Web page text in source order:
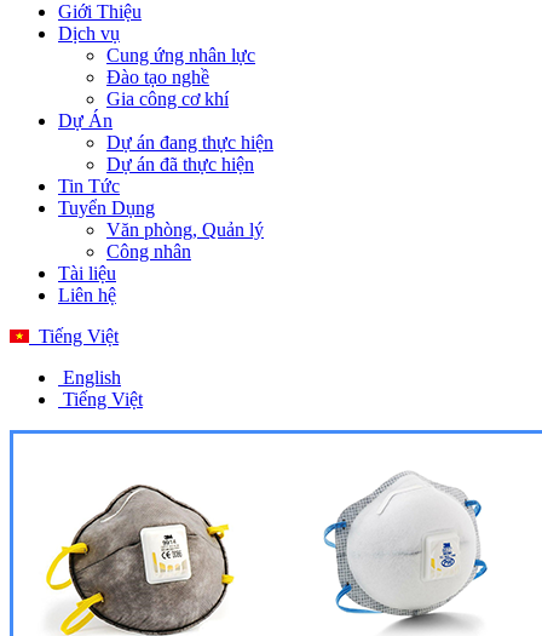
Giới Thiệu
Dịch vụ
Cung ứng nhân lực
Đào tạo nghề
Gia công cơ khí
Dự Án
Dự án đang thực hiện
Dự án đã thực hiện
Tin Tức
Tuyển Dụng
Văn phòng, Quản lý
Công nhân
Tài liệu
Liên hệ
Tiếng Việt
English
Tiếng Việt